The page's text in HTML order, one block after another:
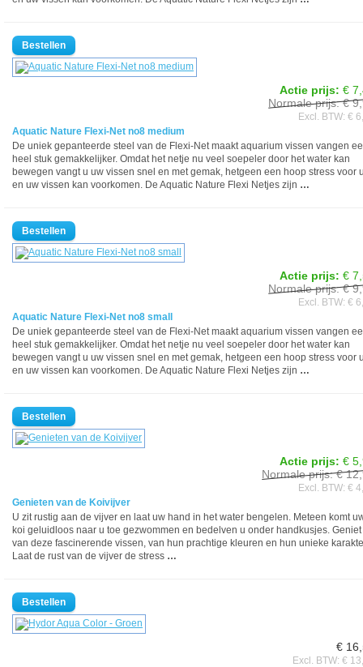
Actie prijs: €
Normale prijs: €
Excl. BTW: €
Aquatic Nature Flexi-Net no8 medium
De uniek gepanteerde steel van de Flexi-Net maakt aquarium vissen vangen
heel stuk gemakkelijker. Omdat het netje nu veel soepeler door het water kan
bewegen vangt u uw vissen snel en met gemak, hetgeen een hoop stress voor
en uw vissen kan voorkomen. De Aquatic Nature Flexi Netjes zijn …
Actie prijs: €
Normale prijs: €
Excl. BTW: €
Aquatic Nature Flexi-Net no8 small
De uniek gepanteerde steel van de Flexi-Net maakt aquarium vissen vangen
heel stuk gemakkelijker. Omdat het netje nu veel soepeler door het water kan
bewegen vangt u uw vissen snel en met gemak, hetgeen een hoop stress voor
en uw vissen kan voorkomen. De Aquatic Nature Flexi Netjes zijn …
Actie prijs: €
Normale prijs: €
Excl. BTW: €
Genieten van de Koivijver
U zit rustig aan de vijver en laat uw hand in het water bengelen. Meteen komt
koi geluidloos naar u toe gezwommen en bedelven u onder handkusjes. Geniet
van deze fascinerende vissen, van hun prachtige kleuren en hun unieke
Laat de rust van de vijver de stress …
€
Excl. BTW: €